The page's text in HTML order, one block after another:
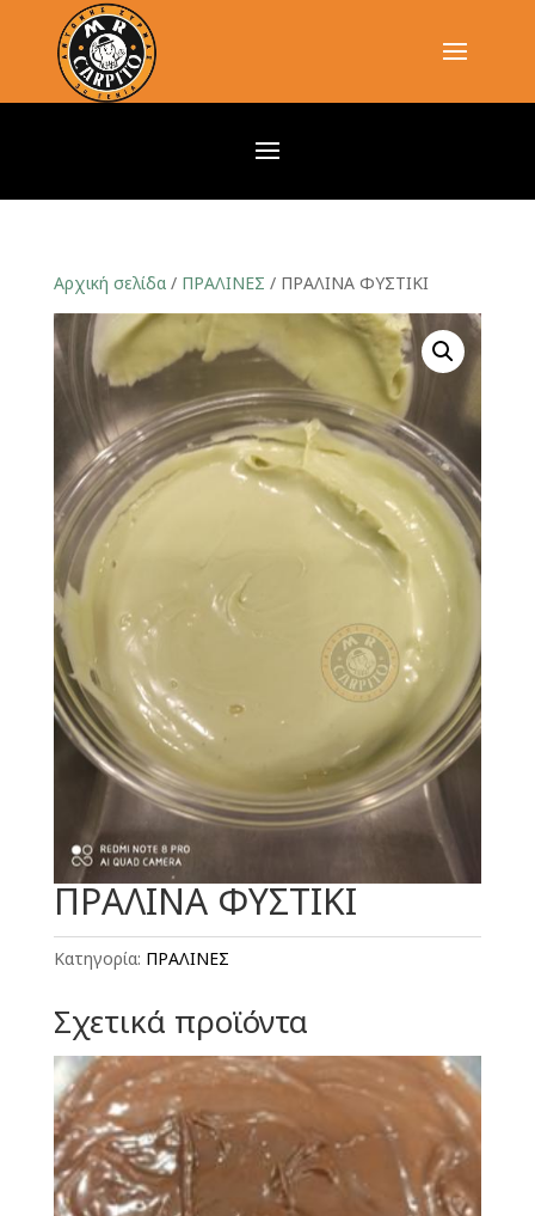
Αρχική σελίδα/ ΠΡΑΛΙΝΕΣ / ΠΡΑΛΙΝΑ ΦΥΣΤΙΚΙ
ΠΡΑΛΙΝΑ ΦΥΣΤΙΚΙ
Κατηγορία: ΠΡΑΛΙΝΕΣ
Σχετικά προϊόντα